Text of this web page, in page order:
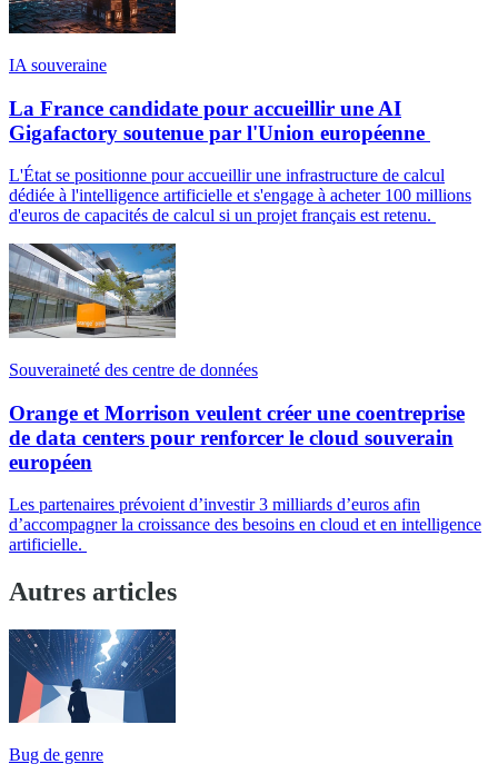
IA souveraine
La France candidate pour accueillir une AI
Gigafactory soutenue par l'Union européenne
L'État se positionne pour accueillir une infrastructure de calcul
dédiée à l'intelligence artificielle et s'engage à acheter 100 millions
d'euros de capacités de calcul si un projet français est retenu.
Souveraineté des centre de données
Orange et Morrison veulent créer une coentreprise
de data centers pour renforcer le cloud souverain
européen
Les partenaires prévoient d’investir 3 milliards d’euros afin
d’accompagner la croissance des besoins en cloud et en intelligence
artificielle.
Autres articles
Bug de genre